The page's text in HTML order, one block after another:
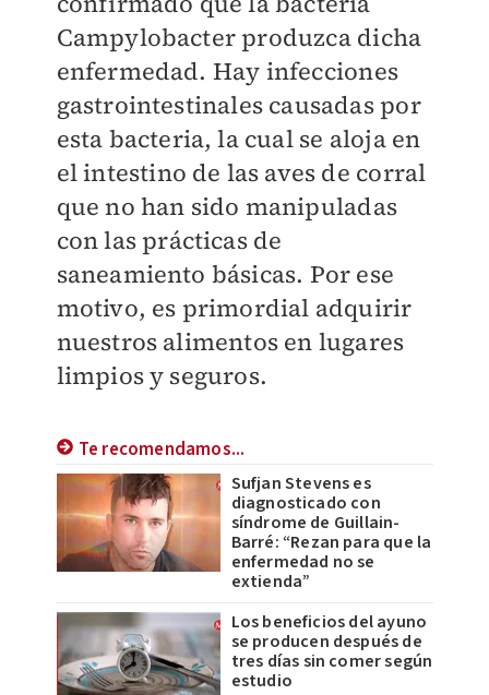
Campylobacter produzca dicha
enfermedad. Hay infecciones
gastrointestinales causadas por
esta bacteria, la cual se aloja en
el intestino de las aves de corral
que no han sido manipuladas
con las prácticas de
saneamiento básicas. Por ese
motivo, es primordial adquirir
nuestros alimentos en lugares
limpios y seguros.
Te recomendamos...
Sufjan Stevens es
diagnosticado con
síndrome de Guillain-
Barré: “Rezan para que la
enfermedad no se
extienda”
Los beneficios del ayuno
se producen después de
tres días sin comer según
estudio